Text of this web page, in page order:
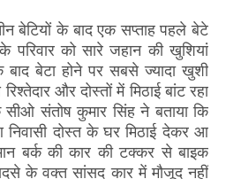
बेटियों के बाद एक सप्ताह पहले बेटे
परिवार को सारे जहान की खुशियां
बाद बेटा होने पर सबसे ज्यादा खुशी
और दोस्तों में मिठाई बांट रहा
संतोष कुमार सिंह ने बताया कि
निवासी दोस्त के घर मिठाई देकर आ
बर्क की कार की टक्कर से बाइक
के वक्त सांसद कार में मौजूद नहीं